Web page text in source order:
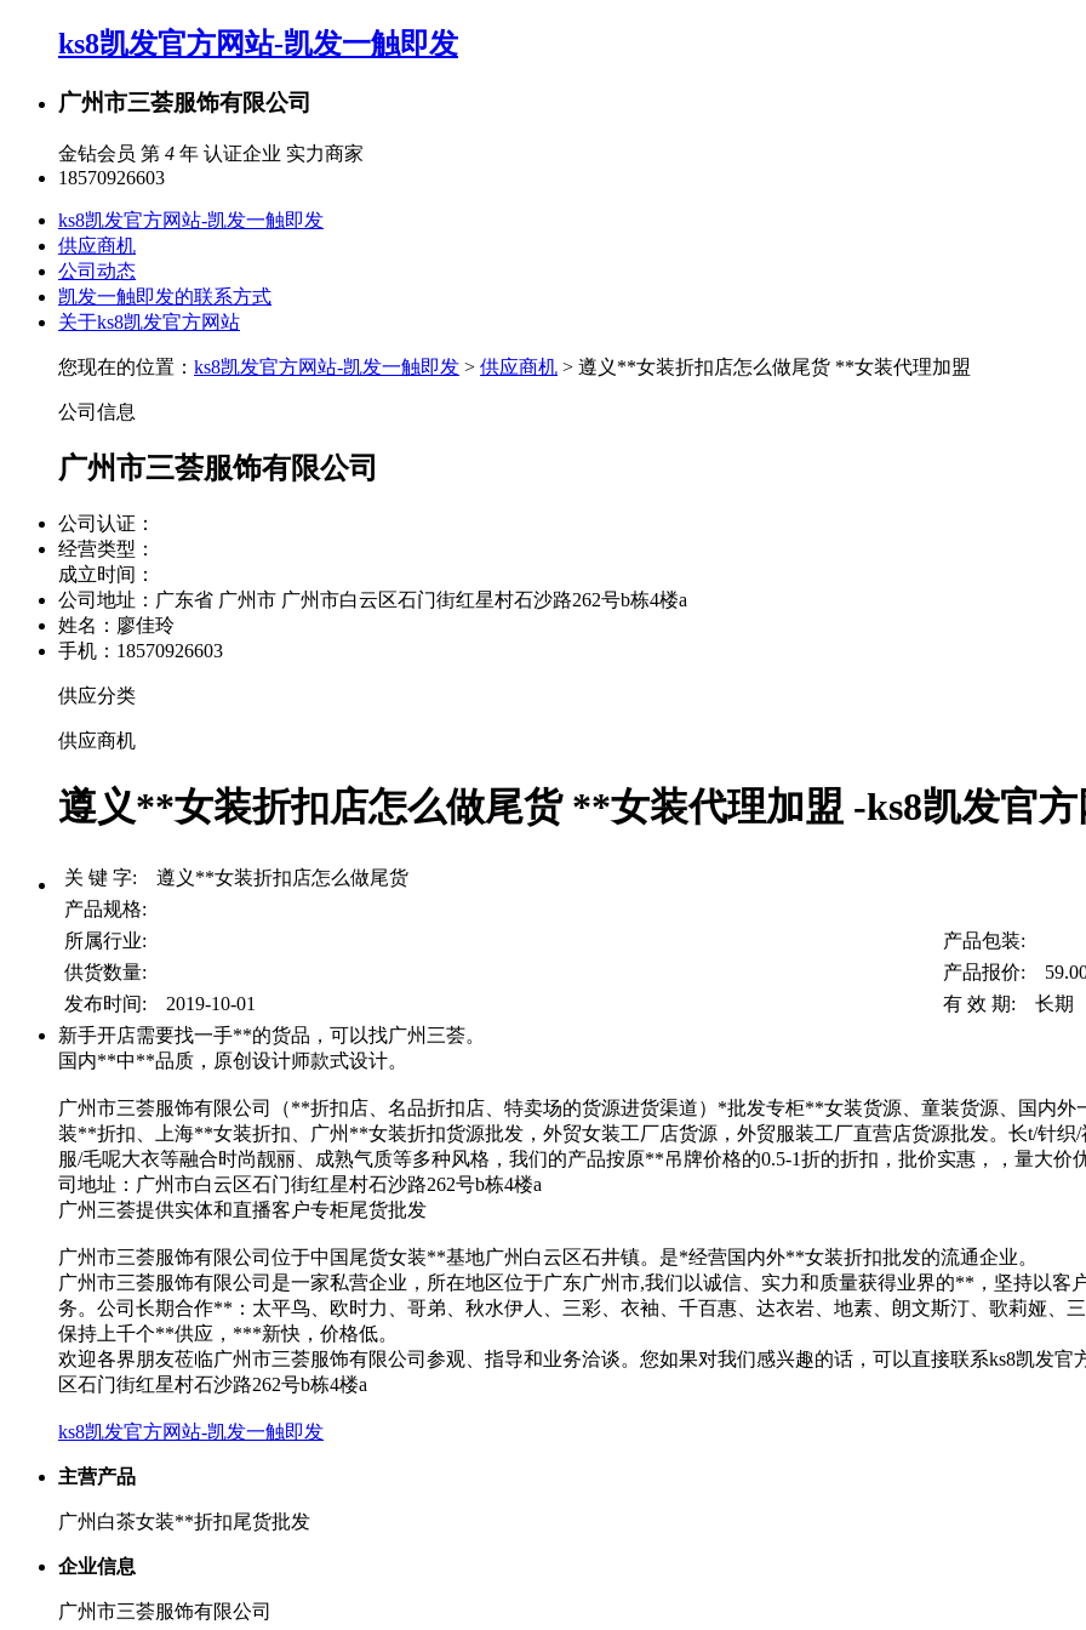
ks8凯发官方网站-凯发一触即发
广州市三荟服饰有限公司
金钻会员 第 4 年 认证企业 实力商家
18570926603
ks8凯发官方网站-凯发一触即发
供应商机
公司动态
凯发一触即发的联系方式
关于ks8凯发官方网站
您现在的位置： ks8凯发官方网站-凯发一触即发 > 供应商机 > 遵义**女装折扣店怎么做尾货 **女装代理加盟
公司信息
广州市三荟服饰有限公司
公司认证：
经营类型：
成立时间：
公司地址： 广东省 广州市 广州市白云区石门街红星村石沙路262号b栋4楼a
姓名：廖佳玲
手机：18570926603
供应分类
供应商机
遵义**女装折扣店怎么做尾货 **女装代理加盟 -ks8凯发官
关 键 字: 遵义**女装折扣店怎么做尾货
产品规格:
所属行业:
产品包装:
供货数量:
产品报价:
发布时间: 2019-10-01
有 效 期: 长期
新手开店需要找一手**的货品，可以找广州三荟。
国内**中**品质，原创设计师款式设计。
广州市三荟服饰有限公司（**折扣店、名品折扣店、特卖场的货源进货渠道）*批发专柜**女装货源、童装货源、国内
装**折扣、上海**女装折扣、广州**女装折扣货源批发，外贸女装工厂店货源，外贸服装工厂直营店货源批发。长t/针织
服/毛呢大衣等融合时尚靓丽、成熟气质等多种风格，我们的产品按原**吊牌价格的0.5-1折的折扣，批价实惠，，量大
司地址：广州市白云区石门街红星村石沙路262号b栋4楼a
广州三荟提供实体和直播客户专柜尾货批发
广州市三荟服饰有限公司位于中国尾货女装**基地广州白云区石井镇。是*经营国内外**女装折扣批发的流通企业。
广州市三荟服饰有限公司是一家私营企业，所在地区位于广东广州市,我们以诚信、实力和质量获得业界的**，坚持以
务。公司长期合作**：太平鸟、欧时力、哥弟、秋水伊人、三彩、衣袖、千百惠、达衣岩、地素、朗文斯汀、歌莉娅、
保持上千个**供应，***新快，价格低。
欢迎各界朋友莅临广州市三荟服饰有限公司参观、指导和业务洽谈。您如果对我们感兴趣的话，可以直接联系ks8凯发
区石门街红星村石沙路262号b栋4楼a
ks8凯发官方网站-凯发一触即发
主营产品
广州白茶女装**折扣尾货批发
企业信息
广州市三荟服饰有限公司